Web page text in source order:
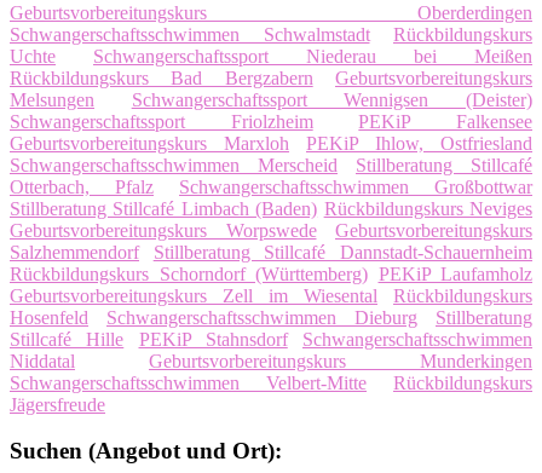
Geburtsvorbereitungskurs Oberderdingen
Schwangerschaftsschwimmen Schwalmstadt
Rückbildungskurs
Uchte
Schwangerschaftssport Niederau bei Meißen
Rückbildungskurs Bad Bergzabern
Geburtsvorbereitungskurs
Melsungen
Schwangerschaftssport Wennigsen (Deister)
Schwangerschaftssport Friolzheim
PEKiP Falkensee
Geburtsvorbereitungskurs Marxloh
PEKiP Ihlow, Ostfriesland
Schwangerschaftsschwimmen Merscheid
Stillberatung Stillcafé
Otterbach, Pfalz
Schwangerschaftsschwimmen Großbottwar
Stillberatung Stillcafé Limbach (Baden) Rückbildungskurs Neviges
Geburtsvorbereitungskurs Worpswede
Geburtsvorbereitungskurs
Salzhemmendorf
Stillberatung Stillcafé Dannstadt-Schauernheim
Rückbildungskurs Schorndorf (Württemberg) PEKiP Laufamholz
Geburtsvorbereitungskurs Zell im Wiesental
Rückbildungskurs
Hosenfeld
Schwangerschaftsschwimmen Dieburg
Stillberatung
Stillcafé Hille
PEKiP Stahnsdorf
Schwangerschaftsschwimmen
Niddatal
Geburtsvorbereitungskurs Munderkingen
Schwangerschaftsschwimmen Velbert-Mitte
Rückbildungskurs
Jägersfreude
Suchen (Angebot und Ort):